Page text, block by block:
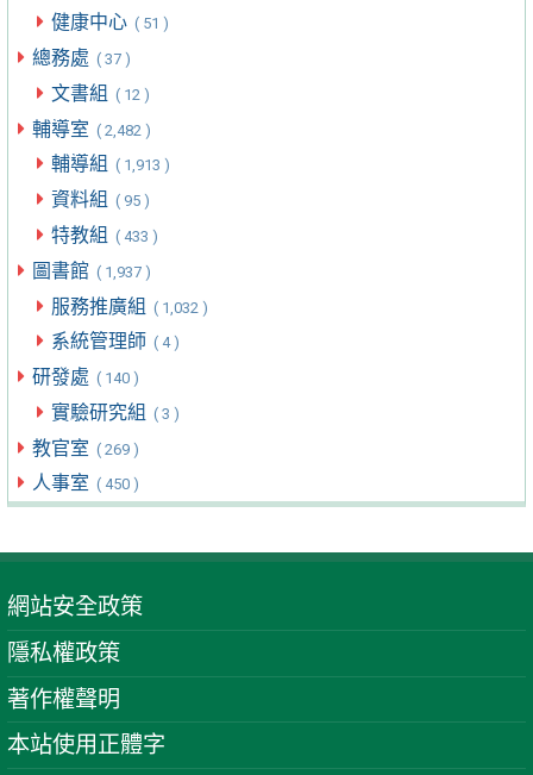
健康中心 ( 51 )
總務處 ( 37 )
文書組 ( 12 )
輔導室 ( 2,482 )
輔導組 ( 1,913 )
資料組 ( 95 )
特教組 ( 433 )
圖書館 ( 1,937 )
服務推廣組 ( 1,032 )
系統管理師 ( 4 )
研發處 ( 140 )
實驗研究組 ( 3 )
教官室 ( 269 )
人事室 ( 450 )
網站安全政策
隱私權政策
著作權聲明
本站使用正體字